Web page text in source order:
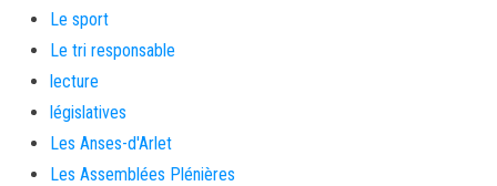
Le sport
Le tri responsable
lecture
législatives
Les Anses-d'Arlet
Les Assemblées Plénières